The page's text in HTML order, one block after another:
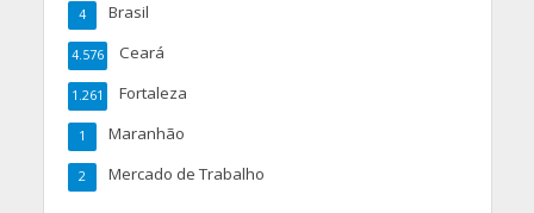
Brasil
4
Ceará
4.576
Fortaleza
1.261
Maranhão
1
Mercado de Trabalho
2